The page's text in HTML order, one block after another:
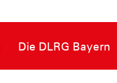
Die DLRG Bayern